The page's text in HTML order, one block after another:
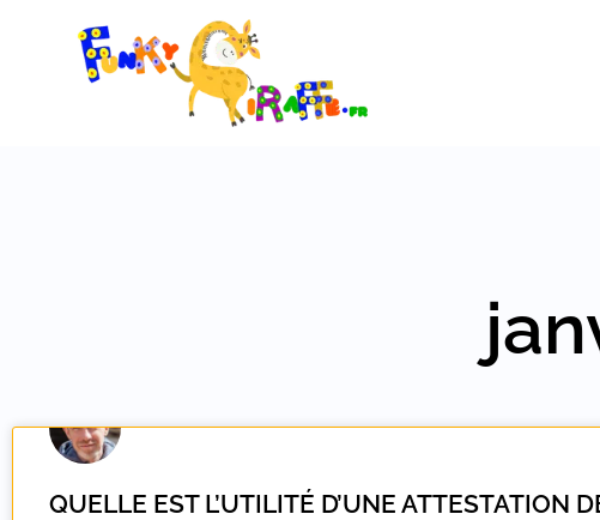
QUELLE EST L’UTILITÉ D’UNE ATTESTATION